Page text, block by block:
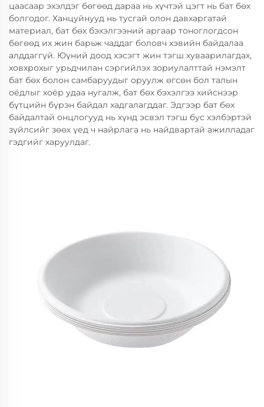
цаасаар эхэлдэг бөгөөд дараа нь хүчтэй цэгт нь бат бөх
болгодог. Ханцуйнууд нь тусгай олон давхаргатай
материал, бат бөх бэхэлгээний аргаар тоноглогдсон
бөгөөд их жин барьж чаддаг боловч хэвийн байдалаа
алддаггүй. Юүний доод хэсэгт жин тэгш хуваарилагдах,
ховхрохыг урьдчилан сэргийлэх зориулалттай нэмэлт
бат бөх болон самбаруудыг оруулж өгсөн бол талын
оёдлыг хоёр удаа нугалж, бат бөх бэхэлгээ хийснээр
бүтцийн бүрэн байдал хадгалагддаг. Эдгээр бат бөх
байдалтай онцлогууд нь хүнд эсвэл тэгш бус хэлбэртэй
зүйлсийг зөөх үед ч найрлага нь найдвартай ажилладаг
гэдгийг харуулдаг.